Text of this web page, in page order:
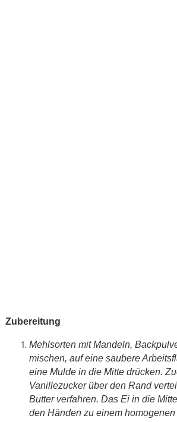
Zubereitung
Mehlsorten mit Mandeln,
mischen, auf eine saubere
eine Mulde in die Mitte drücken.
Vanillezucker über den Rand
Butter verfahren. Das Ei in die
den Händen zu einem